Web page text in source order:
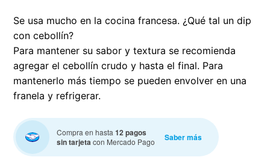
Se usa mucho en la cocina francesa. ¿Qué tal un dip
con cebollín?
Para mantener su sabor y textura se recomienda
agregar el cebollín crudo y hasta el final. Para
mantenerlo más tiempo se pueden envolver en una
franela y refrigerar.
Compra en hasta 12 pagos
sin tarjetacon Mercado Pago Saber más